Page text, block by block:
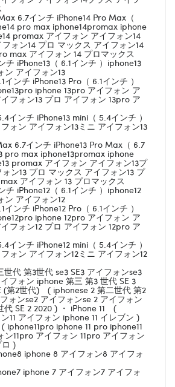
6.7インチ iPhone14 Pro Max（
pro max iphone14promax iphone
promax アイフォン アイフォン14
ォン14 プロ マックス アイフォン14
max アイフォン 14 プロマックス
チ iPhone13（ 6.1インチ ）iphone13
ン アイフォン13
インチ iPhone13 Pro（ 6.1インチ ）
iphone 13pro アイフォン ア
フォン13 プロ アイフォン 13pro ア
インチ iPhone13 mini（ 5.4インチ ）
ォン アイフォン13ミニ アイフォン13
6.7インチ iPhone13 Pro Max（ 6.7
pro max iphone13promax iphone
promax アイフォン アイフォン13プ
ン13 プロ マックス アイフォン13 プ
アイフォン 13 プロマックス
チ iPhone12（ 6.1インチ ）iphone12
ン アイフォン12
インチ iPhone12 Pro（ 6.1インチ ）
iphone 12pro アイフォン ア
フォン12 プロ アイフォン 12pro ア
インチ iPhone12 mini（ 5.4インチ ）
ォン アイフォン12ミニ アイフォン12
世代 第3世代 se3 SE3 アイフォンse3
フォン iphone 第三 第3 世代 SE 3
(第2世代) ( iphonese 2 第二世代 第2
ォンse2 アイフォンse 2 アイフォン
代 SE 2 2020 ) ・ iPhone 11 (
11 アイフォン iphone 11 イレブン )
iphone11pro iphone 11 pro iphone11
ン11pro アイフォン 11pro アイフォン
ロ )
iphone 8 アイフォン8 アイフォ
iphone 7 アイフォン7 アイフォ